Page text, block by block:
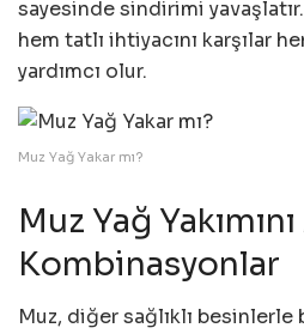
sayesinde sindirimi
hem tatlı ihtiyacını karşılar
yardımcı olur.
Muz Yağ Yakar mı?
Muz Yağ
Kombinasyonlar
Muz, diğer sağlıklı